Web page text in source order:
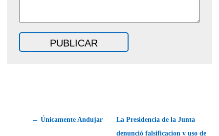
← Únicamente Andujar
La Presidencia de la Junta
denunció falsificacion y uso de